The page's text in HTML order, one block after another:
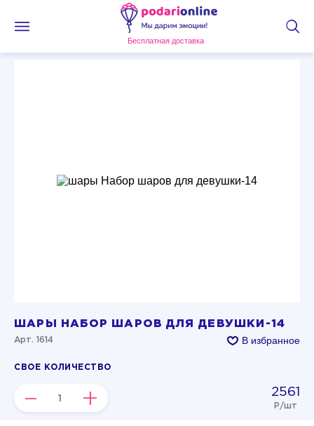
Бесплатная доставка
ШАРЫ НАБОР ШАРОВ ДЛЯ ДЕВУШКИ-14
Арт. 1614 В избранное
СВОЕ КОЛИЧЕСТВО
– + 2561
Р/шт